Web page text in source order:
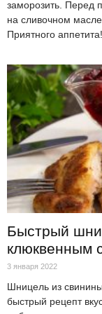
заморозить. Перед
на сливочном масле
Приятного аппетита!
Быстрый
клюквенным
3 января 2022
Шницель из
быстрый рецепт